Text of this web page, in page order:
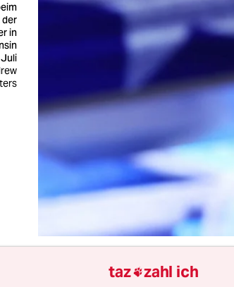
der
in
taz zahl ich